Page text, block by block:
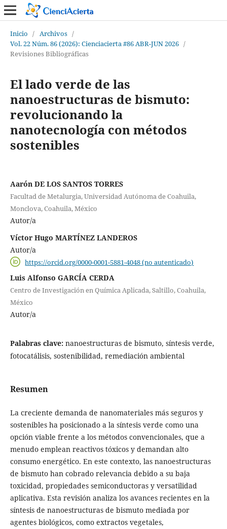
Inicio / Archivos /
Vol. 22 Núm. 86 (2026): Cienciacierta #86 ABR-JUN 2026 /
Revisiones Bibliográficas
El lado verde de las
nanoestructuras de bismuto:
revolucionando la
nanotecnología con métodos
sostenibles
Aarón DE LOS SANTOS TORRES
Facultad de Metalurgia, Universidad Autónoma de Coahuila,
Monclova, Coahuila, México
Autor/a
Víctor Hugo MARTÍNEZ LANDEROS
Autor/a
https://orcid.org/0000-0001-5881-4048 (no autenticado)
Luis Alfonso GARCÍA CERDA
Centro de Investigación en Química Aplicada, Saltillo, Coahuila,
México
Autor/a
Palabras clave: nanoestructuras de bismuto, síntesis verde,
fotocatálisis, sostenibilidad, remediación ambiental
Resumen
La creciente demanda de nanomateriales más seguros y
sostenibles ha posicionado a la síntesis verde como una
opción viable frente a los métodos convencionales, que a
menudo emplean reactivos tóxicos y demandan alto
consumo energético. En este contexto, las nanoestructuras
de bismuto han cobrado relevancia debido a su baja
toxicidad, propiedades semiconductoras y versatilidad
aplicativa. Esta revisión analiza los avances recientes en la
síntesis de nanoestructuras de bismuto mediada por
agentes biológicos, como extractos vegetales,